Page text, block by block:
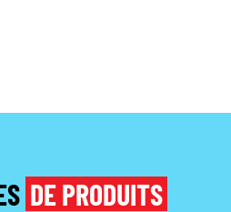
DE PRODUITS